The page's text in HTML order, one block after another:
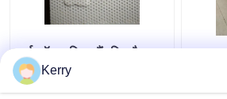
वर्कशॉप ध्वनिक सैंडविच पैनल
पफ इंसुलेटेड रूफिंग शीट्स
150 मिमी
उच्च
Kerry